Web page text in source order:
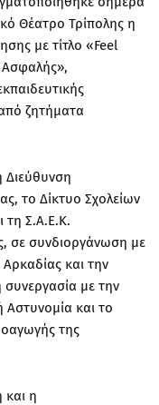
Θέατρο Τρίπολης η
με τίτλο «Feel
Ασφαλής»,
ζητήματα
το Δίκτυο Σχολείων
τη Σ.Α.Ε.Κ.
σε συνδιοργάνωση με
και την
με την
Αστυνομία και το
της
η